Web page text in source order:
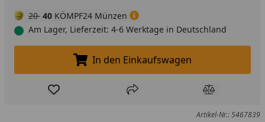
20 40 KÖMPF24 Münzen
Am Lager, Lieferzeit: 4-6 Werktage in Deutschland
In den Einkaufswagen legen
In den Einkaufswagen
Produkt zur Wunschliste hinzufügen
Teilen Produkt
Artikel-Nr.: 5467839